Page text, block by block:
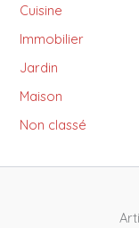
Cuisine
Immobilier
Jardin
Maison
Non classé